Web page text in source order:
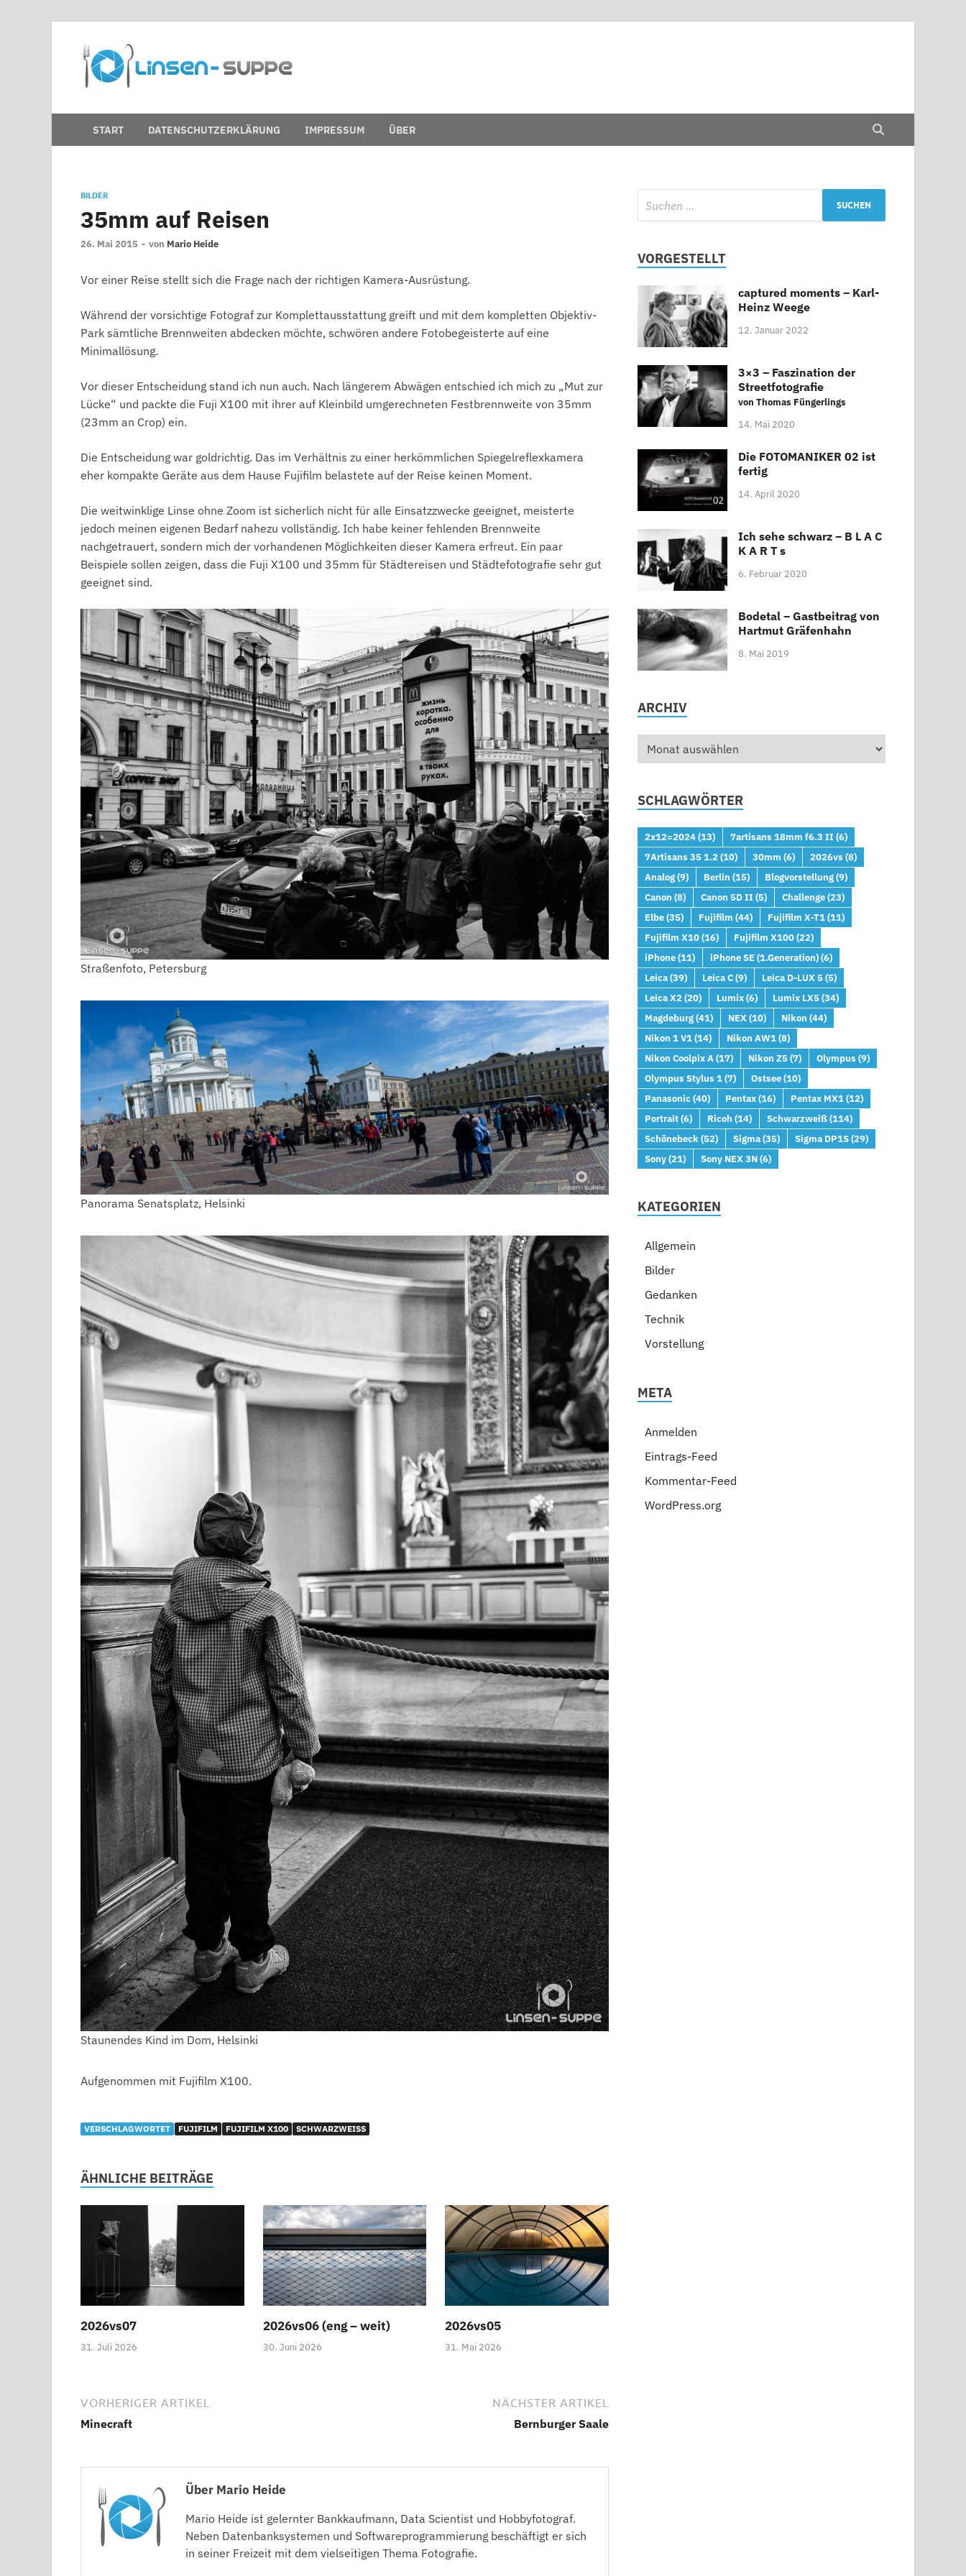
START DATENSCHUTZERKLÄRUNG IMPRESSUM ÜBER
BILDER
35mm auf Reisen
26. Mai 2015 - von Mario Heide
Vor einer Reise stellt sich die Frage nach der richtigen Kamera-Ausrüstung.
Während der vorsichtige Fotograf zur Komplettausstattung greift und mit dem kompletten Objektiv-
Park sämtliche Brennweiten abdecken möchte, schwören andere Fotobegeisterte auf eine
Minimallösung.
Vor dieser Entscheidung stand ich nun auch. Nach längerem Abwägen entschied ich mich zu „Mut zur
Lücke“ und packte die Fuji X100 mit ihrer auf Kleinbild umgerechneten Festbrennweite von 35mm
(23mm an Crop) ein.
Die Entscheidung war goldrichtig. Das im Verhältnis zu einer herkömmlichen Spiegelreflexkamera
eher kompakte Geräte aus dem Hause Fujifilm belastete auf der Reise keinen Moment.
Die weitwinklige Linse ohne Zoom ist sicherlich nicht für alle Einsatzzwecke geeignet, meisterte
jedoch meinen eigenen Bedarf nahezu vollständig. Ich habe keiner fehlenden Brennweite
nachgetrauert, sondern mich der vorhandenen Möglichkeiten dieser Kamera erfreut. Ein paar
Beispiele sollen zeigen, dass die Fuji X100 und 35mm für Städtereisen und Städtefotografie sehr gut
geeignet sind.
Straßenfoto, Petersburg
Panorama Senatsplatz, Helsinki
Staunendes Kind im Dom, Helsinki
Aufgenommen mit Fujifilm X100.
VERSCHLAGWORTET FUJIFILM FUJIFILM X100 SCHWARZWEISS
ÄHNLICHE BEITRÄGE
2026vs07
31. Juli 2026
2026vs06 (eng – weit)
30. Juni 2026
2026vs05
31. Mai 2026
VORHERIGER ARTIKEL
Minecraft
NÄCHSTER ARTIKEL
Bernburger Saale
Über Mario Heide
Mario Heide ist gelernter Bankkaufmann, Data Scientist und Hobbyfotograf.
Neben Datenbanksystemen und Softwareprogrammierung beschäftigt er sich
in seiner Freizeit mit dem vielseitigen Thema Fotografie.
VORGESTELLT
captured moments – Karl-
Heinz Weege
12. Januar 2022
3×3 – Faszination der
Streetfotografie
von Thomas Füngerlings
14. Mai 2020
Die FOTOMANIKER 02 ist
fertig
14. April 2020
Ich sehe schwarz – B L A C
K A R T s
6. Februar 2020
Bodetal – Gastbeitrag von
Hartmut Gräfenhahn
8. Mai 2019
ARCHIV
SCHLAGWÖRTER
2x12=2024(13) 7artisans 18mm f6.3 II (6)
7Artisans 35 1.2(10) 30mm (6) 2026vs (8)
Analog(9) Berlin (15) Blogvorstellung(9)
Canon (8) Canon 5D II (5) Challenge(23)
Elbe(35) Fujifilm (44) Fujifilm X-T1(11)
Fujifilm X10(16) Fujifilm X100(22)
iPhone(11) iPhone SE (1.Generation)(6)
Leica(39) Leica C(9) Leica D-LUX 5(5)
Leica X2(20) Lumix(6) Lumix LX5(34)
Magdeburg(41) NEX(10) Nikon (44)
Nikon 1 V1(14) Nikon AW1(8)
Nikon Coolpix A(17) Nikon Z5(7) Olympus (9)
Olympus Stylus 1(7) Ostsee(10)
Panasonic(40) Pentax(16) Pentax MX1(12)
Portrait(6) Ricoh (14) Schwarzweiß(114)
Schönebeck(52) Sigma(35) Sigma DP1S(29)
Sony(21) Sony NEX 3N(6)
KATEGORIEN
Allgemein
Bilder
Gedanken
Technik
Vorstellung
META
Anmelden
Eintrags-Feed
Kommentar-Feed
WordPress.org